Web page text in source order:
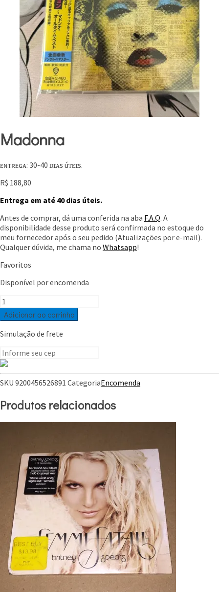
Madonna
ᴇɴᴛʀᴇɢᴀ: 30-40 ᴅɪᴀs úᴛᴇɪs.
R$ 188,80
Entrega em até 40 dias úteis.
Antes de comprar, dá uma conferida na aba F.A.Q. A
disponibilidade desse produto será confirmada no estoque do
meu fornecedor após o seu pedido (Atualizações por e-mail).
Qualquer dúvida, me chama no Whatsapp!
Favoritos
Disponível por encomenda
Madonna
quantidade
Adicionar ao carrinho
Simulação de frete
SKU 9200456526891 CategoriaEncomenda
Produtos relacionados